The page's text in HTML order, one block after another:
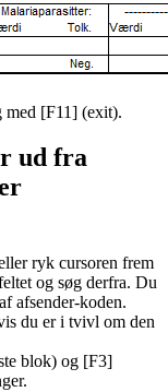
med [F11] (exit).
ud fra
ryk cursoren frem
og søg derfra. Du
afsender-koden.
du er i tvivl om den
blok) og [F3]